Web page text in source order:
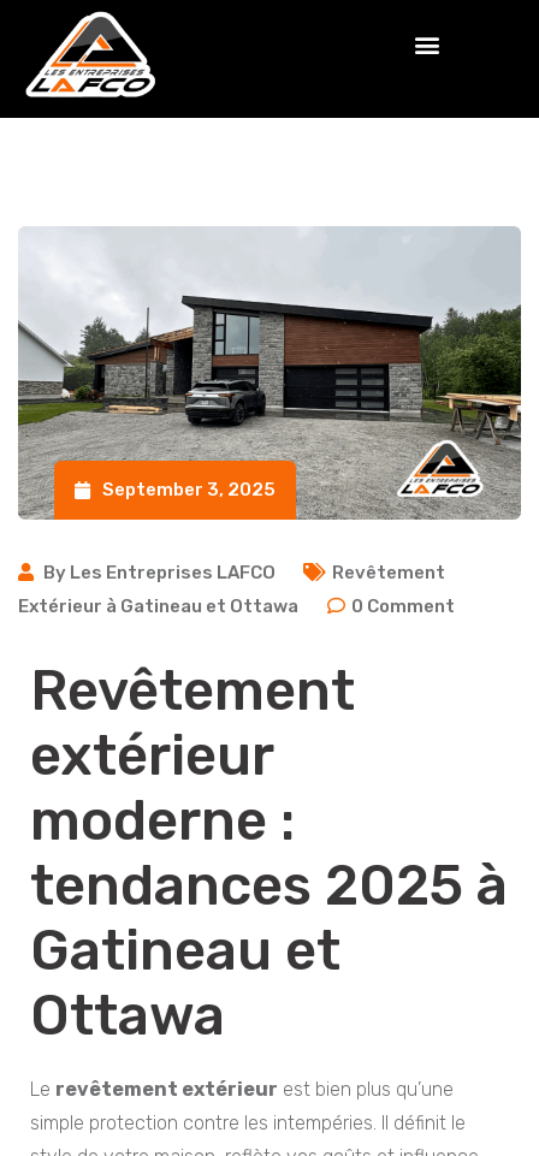
September 3, 2025
By Les Entreprises LAFCO
Revêtement
Extérieur à Gatineau et Ottawa
0 Comment
Revêtement
extérieur
moderne :
tendances 2025 à
Gatineau et
Ottawa
Le revêtement extérieur est bien plus qu’une
simple protection contre les intempéries. Il définit le